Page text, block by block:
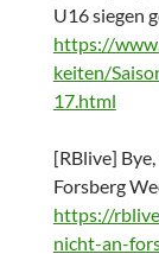
U16 siegen
https://
keiten/
17.html
[RBlive]
Forsberg
https://
nicht-an-